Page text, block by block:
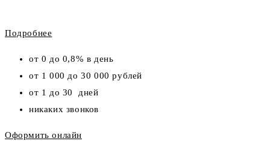
Подробнее
от 0 до 0,8% в день
от 1 000 до 30 000 рублей
от 1 до 30 дней
никаких звонков
Оформить онлайн